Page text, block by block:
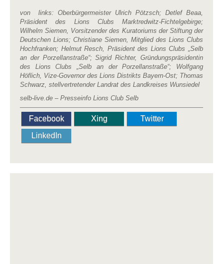
von links: Oberbürgermeister Ulrich Pötzsch; Detlef Beaa,
Präsident des Lions Clubs Marktredwitz-Fichtelgebirge;
Wilhelm Siemen, Vorsitzender des Kuratoriums der Stiftung der
Deutschen Lions; Christiane Siemen, Mitglied des Lions Clubs
Hochfranken; Helmut Resch, Präsident des Lions Clubs „Selb
an der Porzellanstraße“; Sigrid Richter, Gründungspräsidentin
des Lions Clubs „Selb an der Porzellanstraße“; Wolfgang
Höflich, Vize-Governor des Lions Distrikts Bayern-Ost; Thomas
Schwarz, stellvertretender Landrat des Landkreises Wunsiedel
selb-live.de – Presseinfo Lions Club Selb
Facebook Xing
Twitter
LinkedIn